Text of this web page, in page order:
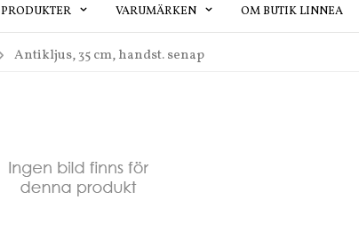
PRODUKTER VARUMÄRKEN OM BUTIK LINNEA
Antikljus, 35 cm, handst. senap